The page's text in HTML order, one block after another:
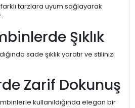
tarzlara uyum sağlayarak
Şıklık
sade şıklık yaratır ve stilinizi
Zarif Dokunuş
kullanıldığında elegan bir